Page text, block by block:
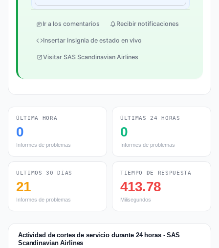
Ir a los comentarios Recibir notificaciones
Insertar insignia de estado en vivo
Visitar SAS Scandinavian Airlines
ÚLTIMA HORA
0
Informes de problemas
ÚLTIMAS 24 HORAS
0
Informes de problemas
ÚLTIMOS 30 DÍAS
21
Informes de problemas
TIEMPO DE RESPUESTA
413.78
Milisegundos
Actividad de cortes de servicio durante 24 horas - SAS
Scandinavian Airlines